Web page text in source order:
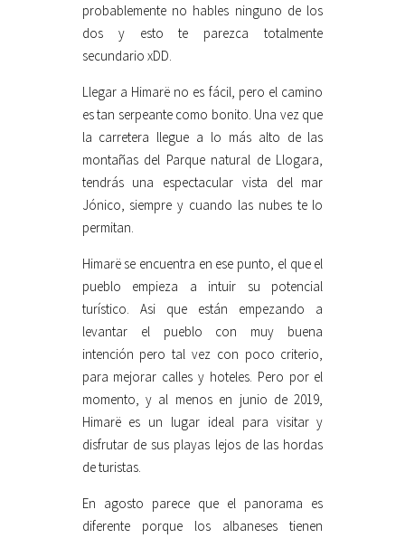
probablemente no hables ninguno de los
dos y esto te parezca totalmente
secundario xDD.
Llegar a Himarë no es fácil, pero el camino
es tan serpeante como bonito. Una vez que
la carretera llegue a lo más alto de las
montañas del Parque natural de Llogara,
tendrás una espectacular vista del mar
Jónico, siempre y cuando las nubes te lo
permitan.
Himarë se encuentra en ese punto, el que el
pueblo empieza a intuir su potencial
turístico. Asi que están empezando a
levantar el pueblo con muy buena
intención pero tal vez con poco criterio,
para mejorar calles y hoteles. Pero por el
momento, y al menos en junio de 2019,
Himarë es un lugar ideal para visitar y
disfrutar de sus playas lejos de las hordas
de turistas.
En agosto parece que el panorama es
diferente porque los albaneses tienen